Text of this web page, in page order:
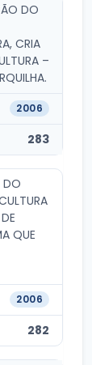
DO
CRIA
–
2006
283
DO
QUE
2006
282